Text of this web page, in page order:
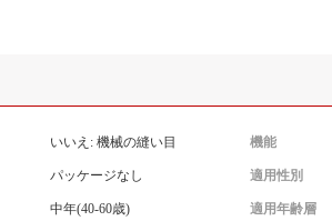
いいえ: 機械の縫い目 機能
パッケージなし 適用性別
中年(40-60歳) 適用年齢層